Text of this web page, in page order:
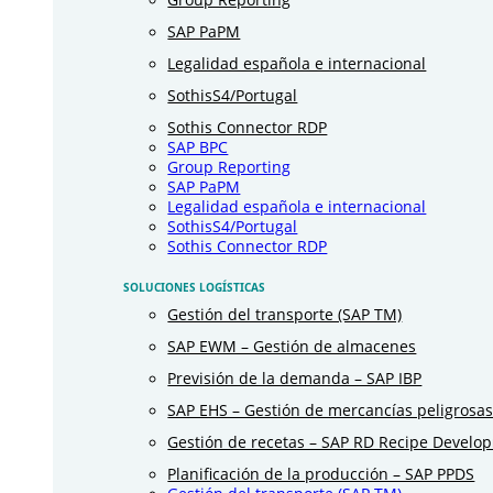
SAP PaPM
Legalidad española e internacional
SothisS4/Portugal
Sothis Connector RDP
SAP BPC
Group Reporting
SAP PaPM
Legalidad española e internacional
SothisS4/Portugal
Sothis Connector RDP
SOLUCIONES LOGÍSTICAS
Gestión del transporte (SAP TM)
SAP EWM – Gestión de almacenes
Previsión de la demanda – SAP IBP
SAP EHS – Gestión de mercancías peligrosas
Gestión de recetas – SAP RD Recipe
Planificación de la producción – SAP PPDS